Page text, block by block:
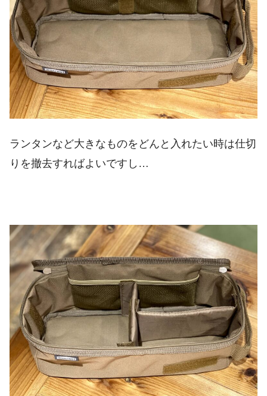
ランタンなど大きなものをどんと入れたい時は仕切
りを撤去すればよいですし…